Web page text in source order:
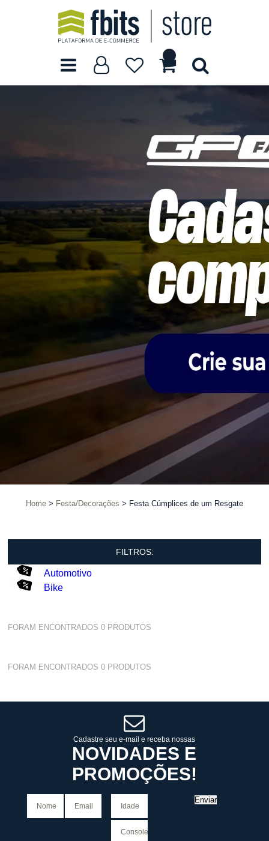
Home Festa/Decorações Festa Cúmplices de um Resgate
FILTROS:
Automotivo
Bike
FORAM ENCONTRADOS0 PRODUTOS
FORAM ENCONTRADOS0 PRODUTOS
Cadastre seu e-mail e receba nossas
NOVIDADES E
PROMOÇÕES!
Enviar